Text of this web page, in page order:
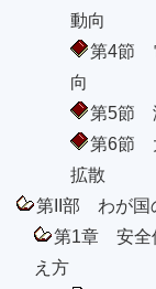
動向
第4節
向
第5節
第6節
拡散
第II部 わが国
第1章 安全
え方